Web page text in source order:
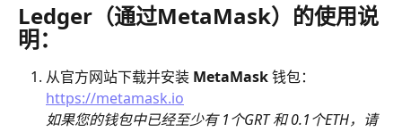
Ledger（通过MetaMask）的使用说
明：
从官方网站下载并安装 MetaMask 钱包：
https://metamask.io
如果您的钱包中已经至少有 1个GRT 和 0.1个ETH，请